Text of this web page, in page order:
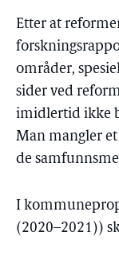
Etter at
områder,
sider ved
imidlertid ikke
Man mangler
de
I
(2020–2021))